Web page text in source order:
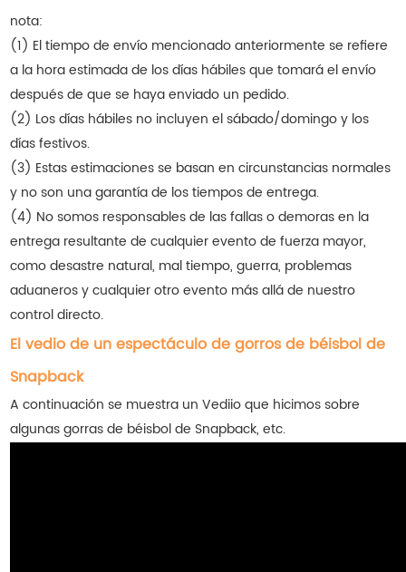
nota:
(1) El tiempo de envío mencionado anteriormente se refiere
a la hora estimada de los días hábiles que tomará el envío
después de que se haya enviado un pedido.
(2) Los días hábiles no incluyen el sábado/domingo y los
días festivos.
(3) Estas estimaciones se basan en circunstancias normales
y no son una garantía de los tiempos de entrega.
(4) No somos responsables de las fallas o demoras en la
entrega resultante de cualquier evento de fuerza mayor,
como desastre natural, mal tiempo, guerra, problemas
aduaneros y cualquier otro evento más allá de nuestro
control directo.
El vedio de un espectáculo de gorros de béisbol de
Snapback
A continuación se muestra un Vediio que hicimos sobre
algunas gorras de béisbol de Snapback, etc.